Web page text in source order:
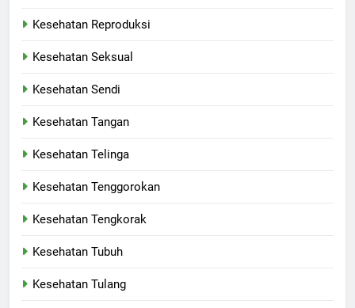
Kesehatan Reproduksi
Kesehatan Seksual
Kesehatan Sendi
Kesehatan Tangan
Kesehatan Telinga
Kesehatan Tenggorokan
Kesehatan Tengkorak
Kesehatan Tubuh
Kesehatan Tulang